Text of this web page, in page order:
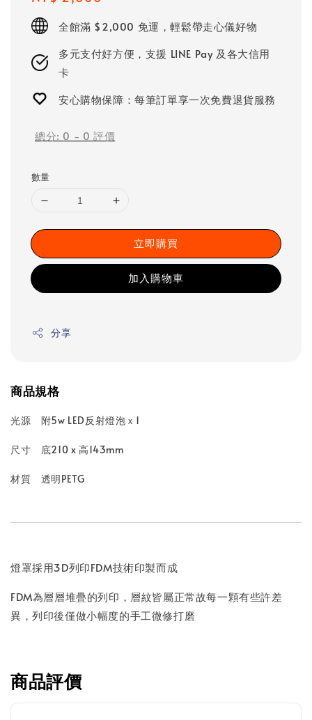
price
全館滿 $2,000 免運，輕鬆帶走心儀好物
多元支付好方便，支援 LINE Pay 及各大信用
卡
安心購物保障：每筆訂單享一次免費退貨服務
總分: 0 - 0 評價
數量
立即購買
加入購物車
分享
商品規格
光源 附5w LED反射燈泡ｘ1
尺寸 底210 x 高143mm
材質 透明PETG
燈罩採用3D列印FDM技術印製而成
FDM為層層堆疊的列印，層紋皆屬正常故每一顆有些許差
異，列印後僅做小幅度的手工微修打磨
商品評價